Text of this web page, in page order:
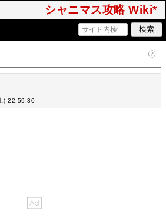
シャニマス攻略 Wiki*
) 22:59:30